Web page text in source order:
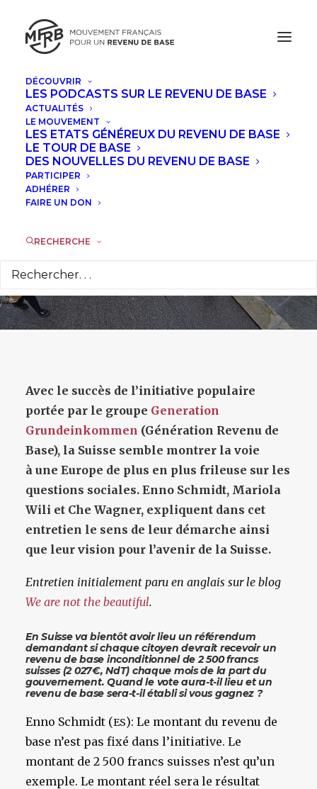
DÉCOUVRIR
LES PODCASTS SUR LE REVENU DE BASE
ACTUALITÉS
LE MOUVEMENT
LES ETATS GÉNÉREUX DU REVENU DE BASE
LE TOUR DE BASE
DES NOUVELLES DU REVENU DE BASE
PARTICIPER
ADHÉRER
FAIRE UN DON
RECHERCHE
Generation
Grundeinkommen,
le groupe qui a
convaincu 126.000
16 DÉCEMBRE 2013
Avec le succès de l’initiative populaire
portée par le groupe Generation
Grundeinkommen (Génération Revenu de
Base), la Suisse semble montrer la voie
à une Europe de plus en plus frileuse sur les
questions sociales. Enno Schmidt, Mariola
Wili et Che Wagner, expliquent dans cet
entretien le sens de leur démarche ainsi
que leur vision pour l’avenir de la Suisse.
Entretien initialement paru en anglais sur le blog
We are not the beautiful.
En Suisse va bientôt avoir lieu un référendum
demandant si chaque citoyen devrait recevoir un
revenu de base inconditionnel de 2 500 francs
suisses (2 027€, NdT) chaque mois de la part du
gouvernement. Quand le vote aura-t-il lieu et un
revenu de base sera-t-il établi si vous gagnez ?
Enno Schmidt (ES): Le montant du revenu de
base n’est pas fixé dans l’initiative. Le
montant de 2 500 francs suisses n’est qu’un
exemple. Le montant réel sera le résultat